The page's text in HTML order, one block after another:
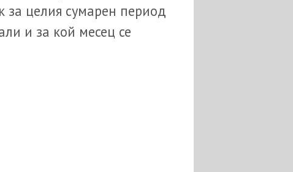
за целия сумарен период
и за кой месец се